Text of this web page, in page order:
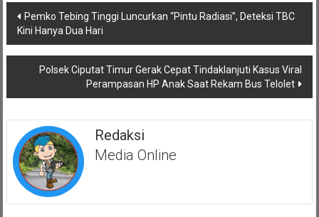
Navigasi
pos
Pemko Tebing Tinggi Luncurkan “Pintu Radiasi”, Deteksi TBC
Kini Hanya Dua Hari
Polsek Ciputat Timur Gerak Cepat Tindaklanjuti Kasus Viral
Perampasan HP Anak Saat Rekam Bus Telolet
Redaksi
Media Online